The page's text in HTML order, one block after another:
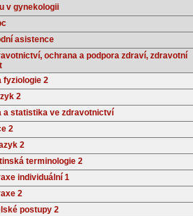
v gynekologii
asistence
ochrana a podpora zdraví, zdravotní
fyziologie 2
2
a statistika ve zdravotnictví
2
2
terminologie 2
individuální 1
2
postupy 2